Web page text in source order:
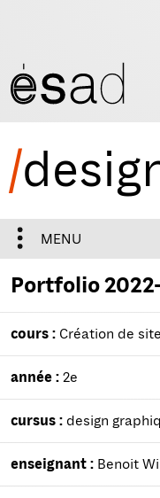
/
MENU
Portfolio
cours : Création de
année : 2e
cursus : design
enseignant : Benoit